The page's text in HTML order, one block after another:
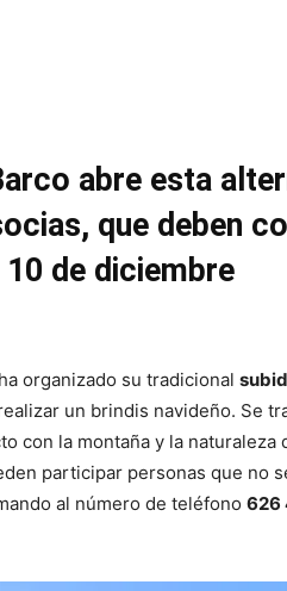
abre esta
que deben
de diciembre
organizado su tradicional
un brindis navideño. Se
con la montaña y la naturaleza
participar personas que no
al número de teléfono 626